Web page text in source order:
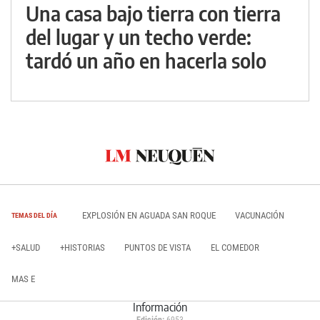
Una casa bajo tierra con tierra
del lugar y un techo verde:
tardó un año en hacerla solo
TEMAS DEL DÍA EXPLOSIÓN EN AGUADA SAN ROQUE VACUNACIÓN
+SALUD +HISTORIAS PUNTOS DE VISTA EL COMEDOR
MAS E
Información